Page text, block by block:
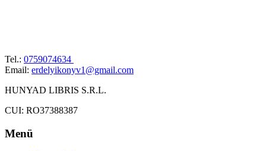
Tel.: 0759074634
Email: erdelyikonyv1@gmail.com
HUNYAD LIBRIS S.R.L.
CUI: RO37388387
Menü